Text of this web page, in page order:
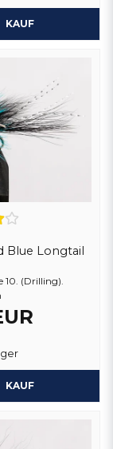
KAUF
Blue Longtail
10. (Drilling).
KAUF